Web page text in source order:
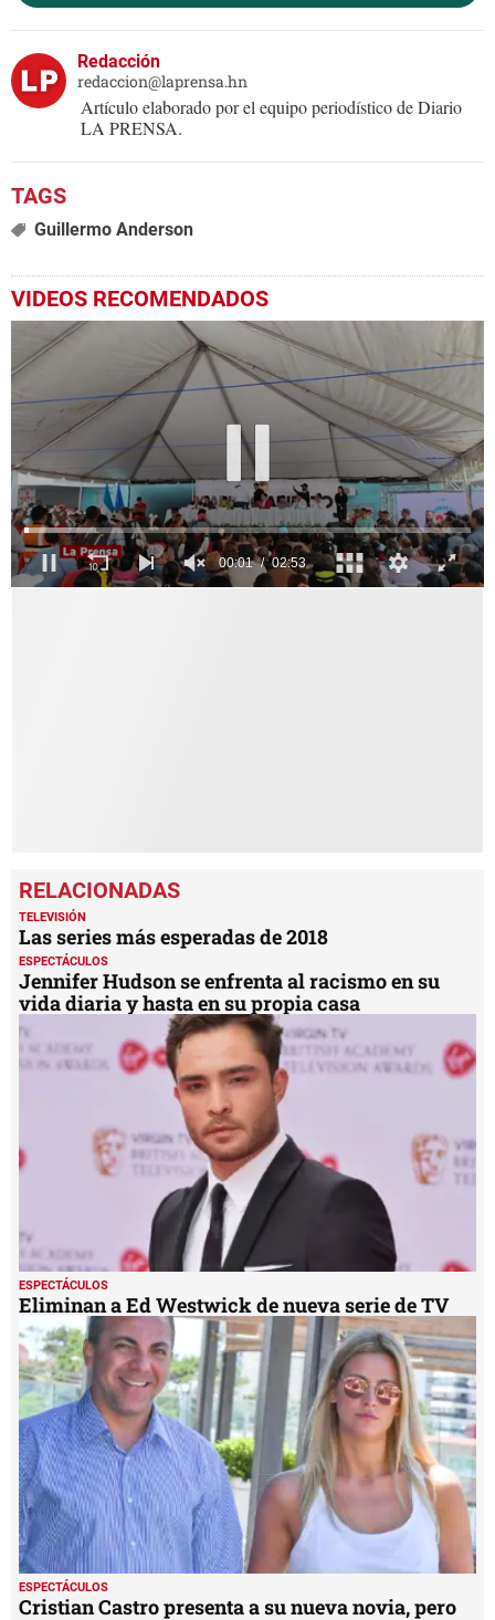
Redacción
redaccion@laprensa.hn
Artículo elaborado por el equipo periodístico de Diario
LA PRENSA.
Guillermo Anderson
VIDEOS RECOMENDADOS
TELEVISIÓN
Las series más esperadas de 2018
ESPECTÁCULOS
Jennifer Hudson se enfrenta al racismo en su
vida diaria y hasta en su propia casa
ESPECTÁCULOS
Eliminan a Ed Westwick de nueva serie de TV
ESPECTÁCULOS
Cristian Castro presenta a su nueva novia, pero